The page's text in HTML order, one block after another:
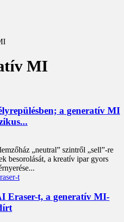
MI
a generatív MI
„neutral” szintről „sell”-re
besorolását, a kreatív ipar gyors
Eraser-t, a generatív MI-